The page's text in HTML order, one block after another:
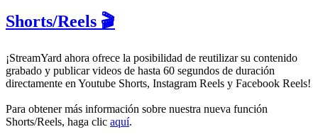
Shorts/Reels 🎬
¡StreamYard ahora ofrece la posibilidad de reutilizar su contenido
grabado y publicar videos de hasta 60 segundos de duración
directamente en Youtube Shorts, Instagram Reels y Facebook Reels!
Para obtener más información sobre nuestra nueva función
Shorts/Reels, haga clic aquí.